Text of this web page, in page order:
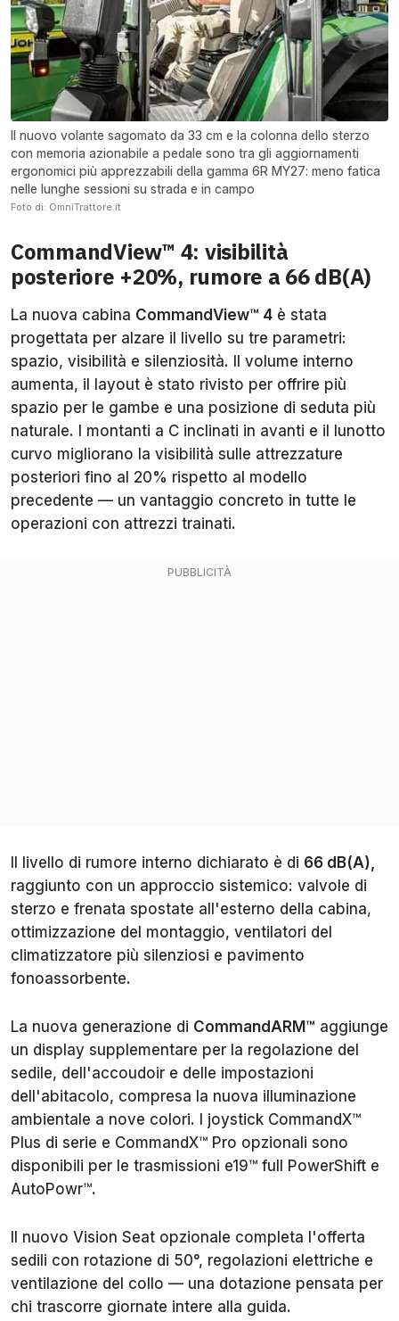
Il nuovo volante sagomato da 33 cm e la colonna dello sterzo
con memoria azionabile a pedale sono tra gli aggiornamenti
ergonomici più apprezzabili della gamma 6R MY27: meno fatica
nelle lunghe sessioni su strada e in campo
Foto di: OmniTrattore.it
CommandView™ 4: visibilità
posteriore +20%, rumore a 66 dB(A)
La nuova cabina CommandView™ 4 è stata
progettata per alzare il livello su tre parametri:
spazio, visibilità e silenziosità. Il volume interno
aumenta, il layout è stato rivisto per offrire più
spazio per le gambe e una posizione di seduta più
naturale. I montanti a C inclinati in avanti e il lunotto
curvo migliorano la visibilità sulle attrezzature
posteriori fino al 20% rispetto al modello
precedente — un vantaggio concreto in tutte le
operazioni con attrezzi trainati.
Il livello di rumore interno dichiarato è di 66 dB(A),
raggiunto con un approccio sistemico: valvole di
sterzo e frenata spostate all'esterno della cabina,
ottimizzazione del montaggio, ventilatori del
climatizzatore più silenziosi e pavimento
fonoassorbente.
La nuova generazione di CommandARM™ aggiunge
un display supplementare per la regolazione del
sedile, dell'accoudoir e delle impostazioni
dell'abitacolo, compresa la nuova illuminazione
ambientale a nove colori. I joystick CommandX™
Plus di serie e CommandX™ Pro opzionali sono
disponibili per le trasmissioni e19™ full PowerShift e
AutoPowr™.
Il nuovo Vision Seat opzionale completa l'offerta
sedili con rotazione di 50°, regolazioni elettriche e
ventilazione del collo — una dotazione pensata per
chi trascorre giornate intere alla guida.